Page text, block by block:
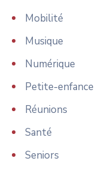
Mobilité
Musique
Numérique
Petite-enfance
Réunions
Santé
Seniors